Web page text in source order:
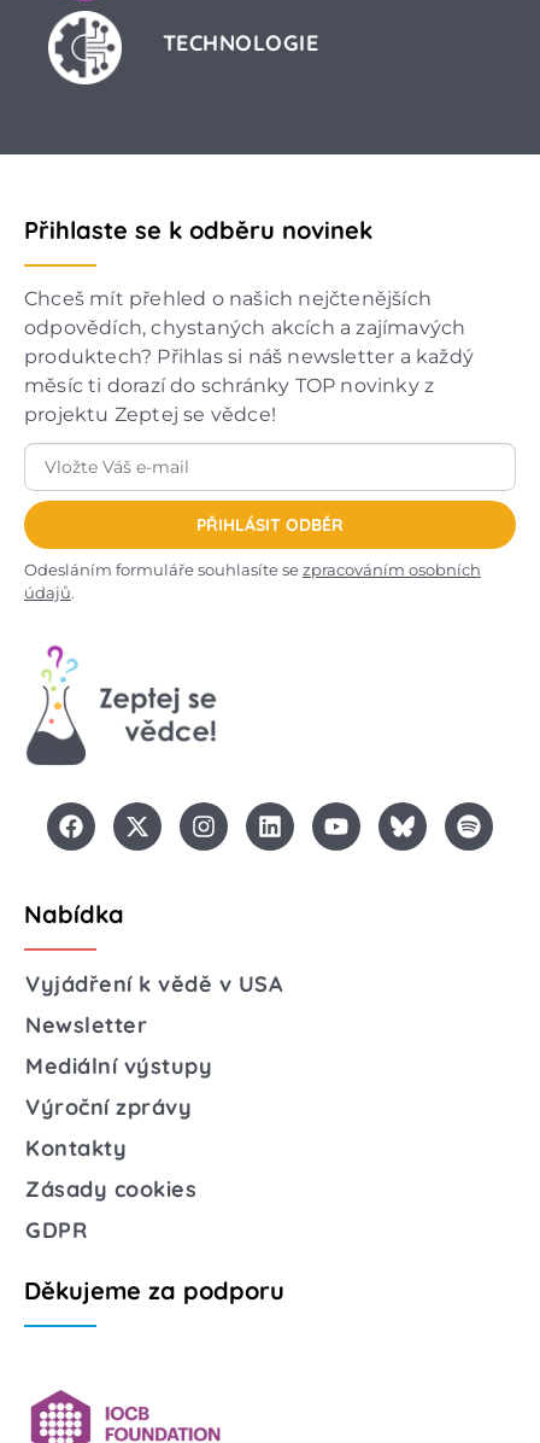
TECHNOLOGIE
Přihlaste se k odběru novinek
Chceš mít přehled o našich nejčtenějších
odpovědích, chystaných akcích a zajímavých
produktech? Přihlas si náš newsletter a každý
měsíc ti dorazí do schránky TOP novinky z
projektu Zeptej se vědce!
PŘIHLÁSIT ODBĚR
Odesláním formuláře souhlasíte sezpracováním osobních
údajů.
Nabídka
Vyjádření k vědě v USA
Newsletter
Mediální výstupy
Výroční zprávy
Kontakty
Zásady cookies
GDPR
Děkujeme za podporu